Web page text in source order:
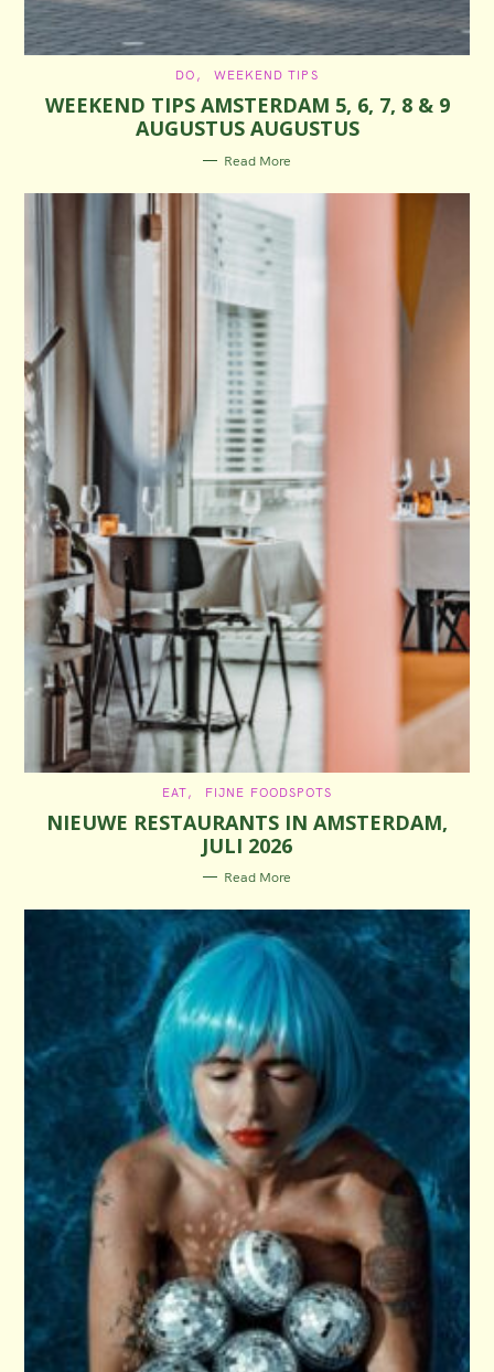
C
T
E
G
O
R
I
DO WEEKEND TIPS
WEEKEND TIPS AMSTERDAM 5, 6, 7, 8 & 9
AUGUSTUS AUGUSTUS
Read More
C
T
E
G
O
R
I
S
EAT FIJNE FOODSPOTS
NIEUWE RESTAURANTS IN AMSTERDAM,
JULI 2026
Read More